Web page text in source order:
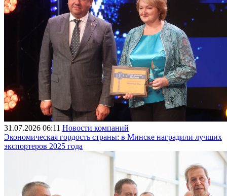
31.07.2026 06:11 Новости компаний
Экономическая гордость страны: в Минске наградили лучших
экспортеров 2025 года